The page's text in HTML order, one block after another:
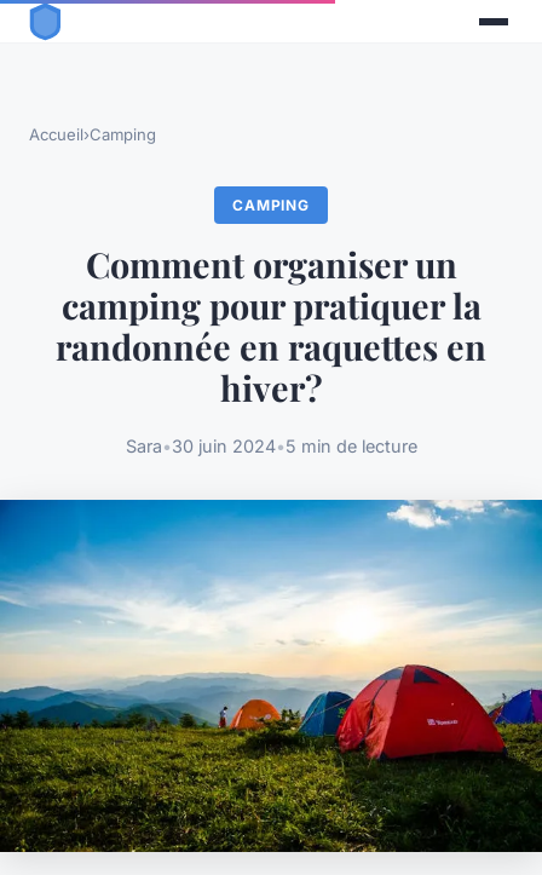
Accueil›Camping
CAMPING
Comment organiser un
camping pour pratiquer la
randonnée en raquettes en
hiver?
Sara•30 juin 2024•5 min de lecture